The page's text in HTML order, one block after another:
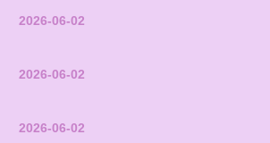
2026-06-02
2026-06-02
2026-06-02